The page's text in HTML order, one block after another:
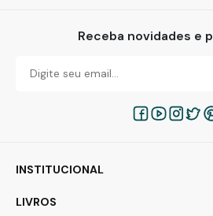
Receba novidades e
INSTITUCIONAL
LIVROS